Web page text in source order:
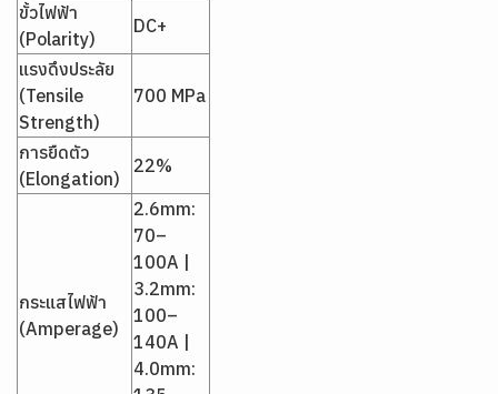
ขั้วไฟฟ้า
(Polarity)
DC+
แรงดึงประลัย
(Tensile
Strength)
700 MPa
การยืดตัว
(Elongation)
22%
กระแสไฟฟ้า
(Amperage)
2.6mm:
70–
100A |
3.2mm:
100–
140A |
4.0mm: